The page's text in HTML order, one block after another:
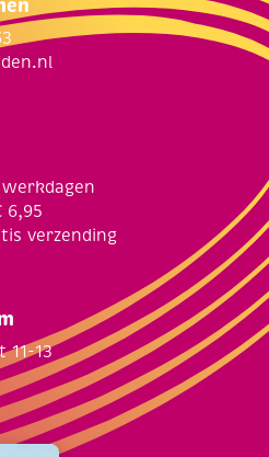
6,95
verzending
11-13